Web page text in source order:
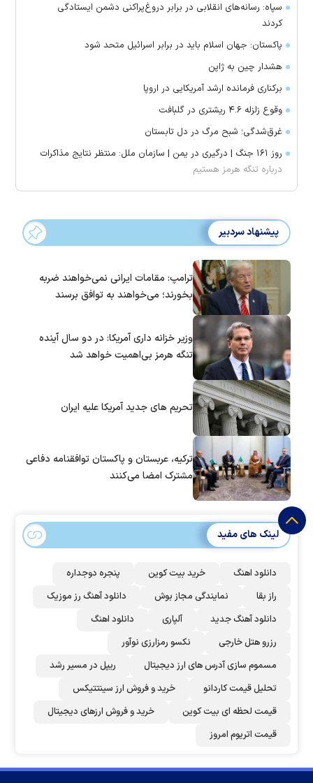
سپاه: رسانه‌های انقلابی در برابر دروغ‌پراکنی دشمن ایستادگی
کردند
پاکستان: جهان اسلام باید در برابر اسرائیل متحد شود
هشدار چین به ژاپن
برکناری فرمانده ارشد آمریکایی در اروپا
وقوع زلزله ۴.۶ ریشتری در گلبافت
غرق‌شدگی؛ شبح مرگ در دل تابستان
روز ۱۶۱ جنگ | درگیری در یمن | سازمان ملل: منتظر نتایج مذاکرات
درباره تنگه هرمز هستیم
پیشنهاد سردبیر
ترامپ: مقامات ایرانی نمی‌خواهند ضربه
بخورند؛ می‌خواهند به توافق برسند
وزیر خزانه داری آمریکا: در دو سال آینده
تنگه هرمز بی‌اهمیت خواهد شد
تحریم های جدید آمریکا علیه ایران
ترکیه، عربستان و پاکستان توافقنامه دفاعی
مشترک امضا می‌کنند
لینک های مفید
دانلود اهنگ خرید بیت کوین
پنجره دوجداره
راز بقا
نمایندگی مجاز بوش
دانلود آهنگ رز‌ موزیک
دانلود آهنگ جدید
آلپاری
دانلود اهنگ
رزرو هتل خارجی
نکسو رمزارزی نوآور
مسموم سازی آدرس های ارز دیجیتال
ریپل در مسیر رشد
تحلیل قیمت کاردانو
خرید و فروش ارز سینتتیکس
قیمت لحظه ای بیت کوین
خرید و فروش ارزهای دیجیتال
قیمت اتریوم امروز